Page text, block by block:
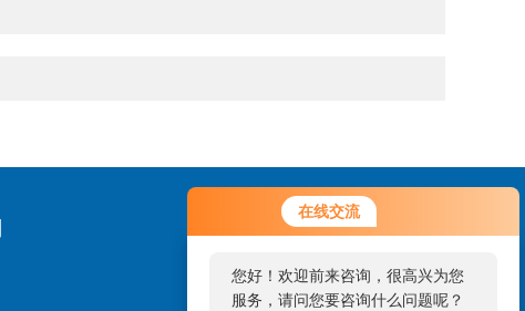
在线交流
您好！欢迎前来咨询，很高兴为您
服务，请问您要咨询什么问题呢？